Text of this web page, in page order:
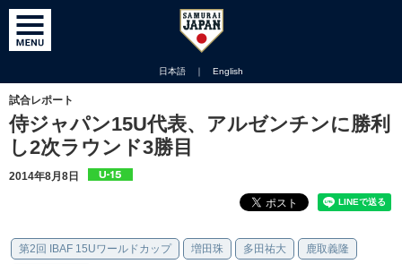
日本語 ｜ English
試合レポート
侍ジャパン15U代表、アルゼンチンに勝利
し2次ラウンド3勝目
2014年8月8日
第2回 IBAF 15Uワールドカップ 増田珠 多田祐大 鹿取義隆